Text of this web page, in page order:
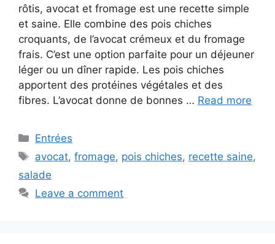
rôtis, avocat et fromage est une recette simple
et saine. Elle combine des pois chiches
croquants, de l’avocat crémeux et du fromage
frais. C’est une option parfaite pour un déjeuner
léger ou un dîner rapide. Les pois chiches
apportent des protéines végétales et des
fibres. L’avocat donne de bonnes … Read more
Categories
Entrées
Tags
avocat,fromage, pois chiches, recette saine,
salade
Leave a comment